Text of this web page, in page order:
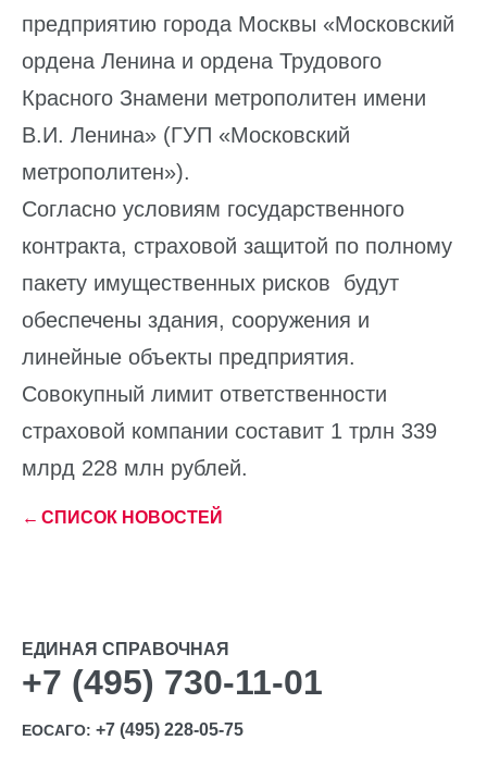
предприятию города Москвы «Московский
ордена Ленина и ордена Трудового
Красного Знамени метрополитен имени
В.И. Ленина» (ГУП «Московский
метрополитен»).
Согласно условиям государственного
контракта, страховой защитой по полному
пакету имущественных рисков будут
обеспечены здания, сооружения и
линейные объекты предприятия.
Совокупный лимит ответственности
страховой компании составит 1 трлн 339
млрд 228 млн рублей.
← СПИСОК НОВОСТЕЙ
ЕДИНАЯ СПРАВОЧНАЯ
+7 (495) 730-11-01
ЕОСАГО: +7 (495) 228-05-75